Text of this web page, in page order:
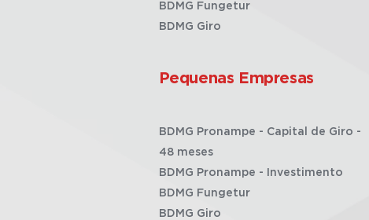
BDMG Fungetur
BDMG Giro
Pequenas Empresas
BDMG Pronampe - Capital de Giro -
48 meses
BDMG Pronampe - Investimento
BDMG Fungetur
BDMG Giro